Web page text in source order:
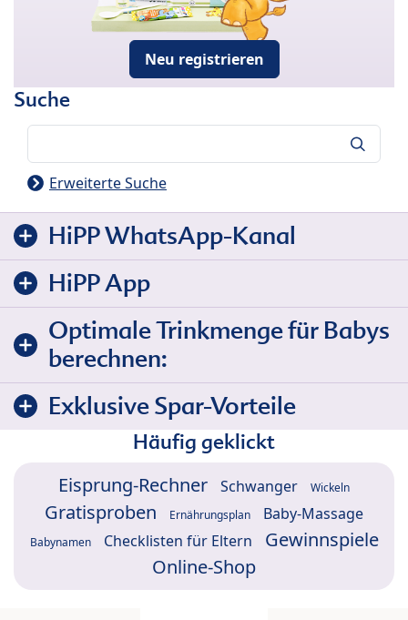
Neu registrieren
Suche
Erweiterte Suche
HiPP WhatsApp-Kanal
HiPP App
Optimale Trinkmenge für Babys
berechnen:
Exklusive Spar-Vorteile
Häufig geklickt
Eisprung-Rechner Schwanger Wickeln
Gratisproben Ernährungsplan Baby-Massage
Babynamen Checklisten für Eltern
Gewinnspiele
Online-Shop